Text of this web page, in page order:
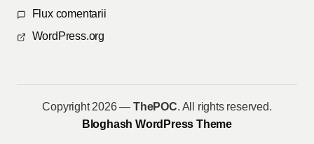
Flux comentarii
WordPress.org
Copyright 2026 —ThePOC. All rights reserved.
Bloghash WordPress Theme